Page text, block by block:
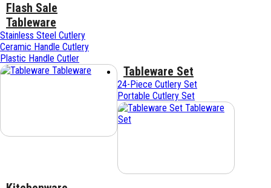
Flash Sale
Tableware
Stainless Steel Cutlery
Ceramic Handle Cutlery
Plastic Handle Cutler
Tableware
Tableware Set
24-Piece Cutlery Set
Portable Cutlery Set
Tableware
Set